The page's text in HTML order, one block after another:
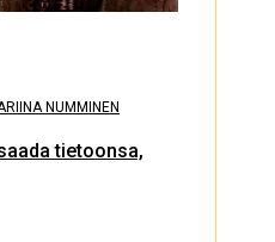
NUMMINEN
tietoonsa,